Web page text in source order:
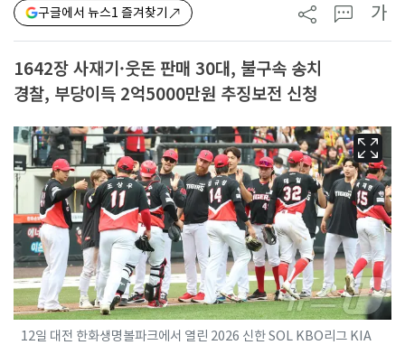
구글에서 뉴스1 즐겨찾기 가
1642장 사재기·웃돈 판매 30대, 불구속 송치
경찰, 부당이득 2억5000만원 추징보전 신청
12일 대전 한화생명볼파크에서 열린 2026 신한 SOL KBO리그 KIA